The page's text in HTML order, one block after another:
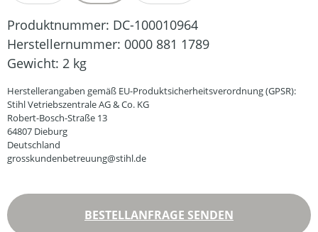
Produktnummer: DC-100010964
Herstellernummer: 0000 881 1789
Gewicht: 2 kg
Herstellerangaben gemäß EU-Produktsicherheitsverordnung (GPSR):
Stihl Vetriebszentrale AG & Co. KG
Robert-Bosch-Straße 13
64807 Dieburg
Deutschland
grosskundenbetreuung@stihl.de
BESTELLANFRAGE SENDEN